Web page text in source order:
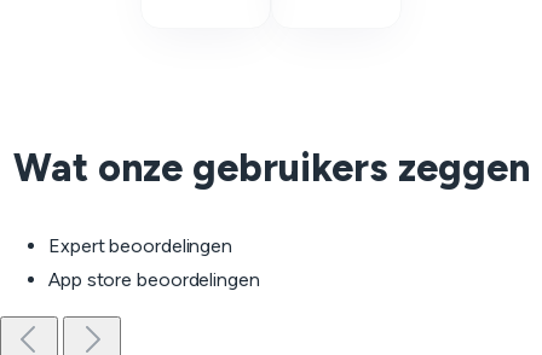
Wat onze gebruikers zeggen
Expert beoordelingen
App store beoordelingen